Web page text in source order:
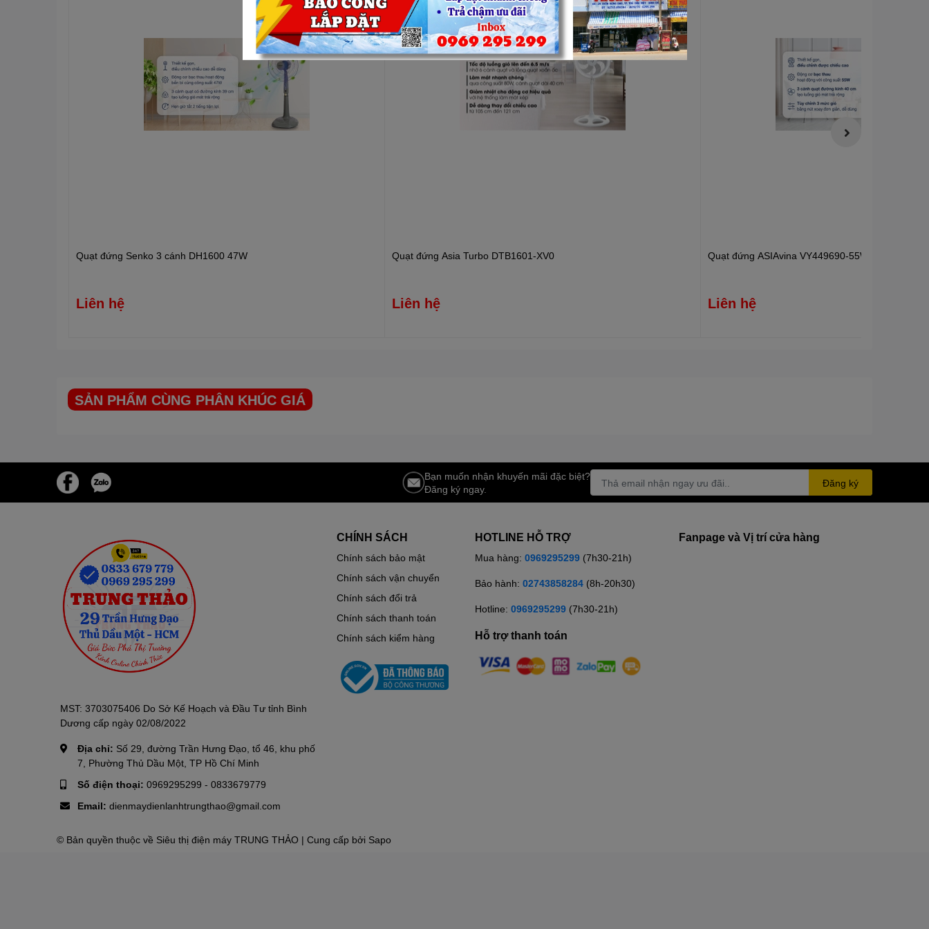
Motor hoạt động bền bỉ với công nghệ Dual Cooling System
Quạt Asia VY629890 không chỉ là sự kết hợp hoàn hảo giữa thiết kế và hiệu suất, mà còn đi kèm với motor mạnh mẽ
được trang bị công nghệ làm mát kép Dual Cooling System. Điều này đảm bảo rằng quạt có tuổi thọ cao, hoạt động ổn
định và mát mẻ dài lâu, không gây ra tiếng ồn phiền phức.
Lồng quạt nhựa cao cấp, bền bỉ, nan lồng kín khít an toàn
Được thiết kế với chất liệu nhựa cao cấp và kỹ thuật gia công tiên tiến, lồng quạt của quạt đứng Asia VY629890 được
Quạt đứng Senko 3 cánh DH1600 47W
Liên hệ
Quạt đứng Asia Turbo DTB1601-XV0
Liên hệ
Quạt đứng ASIAvina VY449690-55W
Liên hệ
SẢN PHẨM CÙNG PHÂN KHÚC GIÁ
Bạn muốn nhận khuyến mãi đặc biệt?
Đăng ký ngay.
Đăng ký
MST: 3703075406 Do Sở Kế Hoạch và Đầu Tư tỉnh Bình
Dương cấp ngày 02/08/2022
Địa chỉ: Số 29, đường Trần Hưng Đạo, tổ 46, khu phố
7, Phường Thủ Dầu Một, TP Hồ Chí Minh
Số điện thoại: 0969295299 - 0833679779
Email: dienmaydienlanhtrungthao@gmail.com
CHÍNH SÁCH
Chính sách bảo mật
Chính sách vận chuyển
Chính sách đổi trả
Chính sách thanh toán
Chính sách kiểm hàng
HOTLINE HỖ TRỢ
Mua hàng: 0969295299 (7h30-21h)
Bảo hành: 02743858284 (8h-20h30)
Hotline: 0969295299 (7h30-21h)
Hỗ trợ thanh toán
Fanpage và Vị trí cửa hàng
© Bản quyền thuộc về Siêu thị điện máy TRUNG THẢO | Cung cấp bởi Sapo